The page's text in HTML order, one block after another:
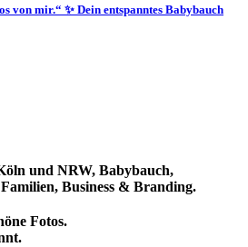
von mir.“ ✨ Dein entspanntes Babybauch
und NRW, Babybauch,
Business & Branding.
Fotos.